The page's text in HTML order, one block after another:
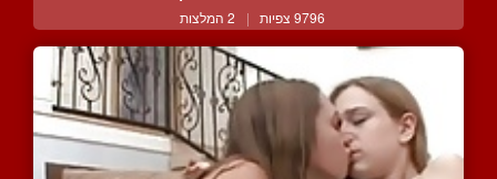
9796 צפיות | 2 המלצות